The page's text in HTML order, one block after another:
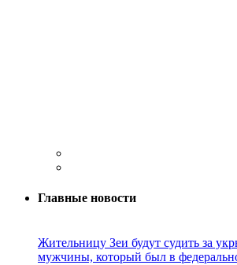
Главные новости
Жительницу Зеи будут судить за
мужчины, который был в